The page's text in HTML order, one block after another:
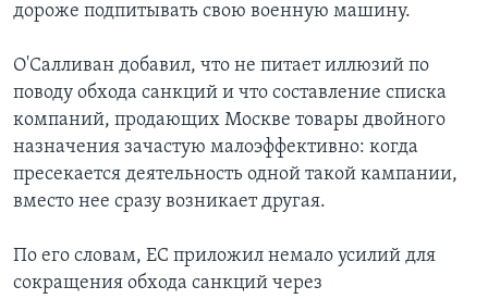
дороже подпитывать свою военную машину.
О'Салливан добавил, что не питает иллюзий по
поводу обхода санкций и что составление списка
компаний, продающих Москве товары двойного
назначения зачастую малоэффективно: когда
пресекается деятельность одной такой кампании,
вместо нее сразу возникает другая.
По его словам, ЕС приложил немало усилий для
сокращения обхода санкций через